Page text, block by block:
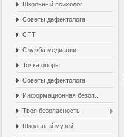
Школьный психолог
Советы дефектолога
СПТ
Служба медиации
Точка опоры
Советы дефектолога
Информационная безоп...
Твоя безопасность
Школьный музей